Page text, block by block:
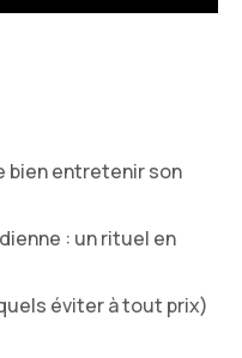
bien entretenir son
: un rituel en
éviter à tout prix)